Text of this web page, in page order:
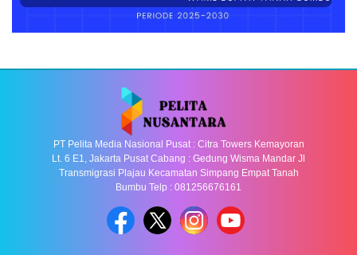
PT Pelita Media Nasional Pusat : Citra Towers Kemayoran
Lt. 6 E1, Jakarta Pusat Cabang : Gedung Wisma Mandar Jl
Transmigrasi Plajau Kecamatan Simpang Empat Tanah
Bumbu Telp : 081256676161